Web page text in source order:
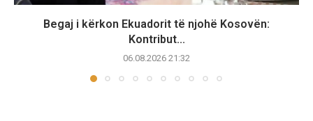
Begaj i kërkon Ekuadorit të njohë Kosovën:
Kontribut...
06.08.2026 21:32